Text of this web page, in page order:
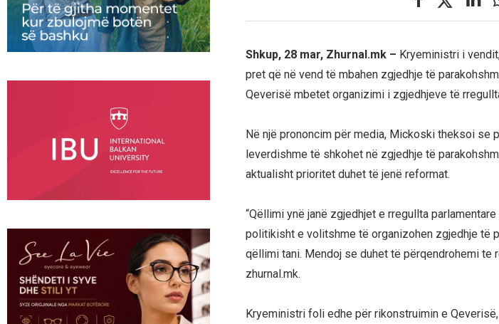
Shkup, 28 mar, Zhurnal.mk – Kryeministri i
pret që në vend të mbahen zgjedhje të
Qeverisë mbetet organizimi i zgjedhjeve të
Në një prononcim për media, Mickoski theksoi
leverdishme të shkohet në zgjedhje të
aktualisht prioritet duhet të jenë reformat.
“Qëllimi ynë janë zgjedhjet e rregullta
politikisht e volitshme të organizohen zgjedhje të
qëllimi tani. Mendoj se duhet të përqendrohemi te
zhurnal.mk.
Kryeministri foli edhe për rikonstruimin e